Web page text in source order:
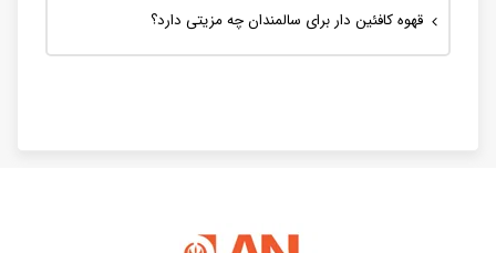
قهوه کافئین دار برای سالمندان چه مزیتی دارد؟